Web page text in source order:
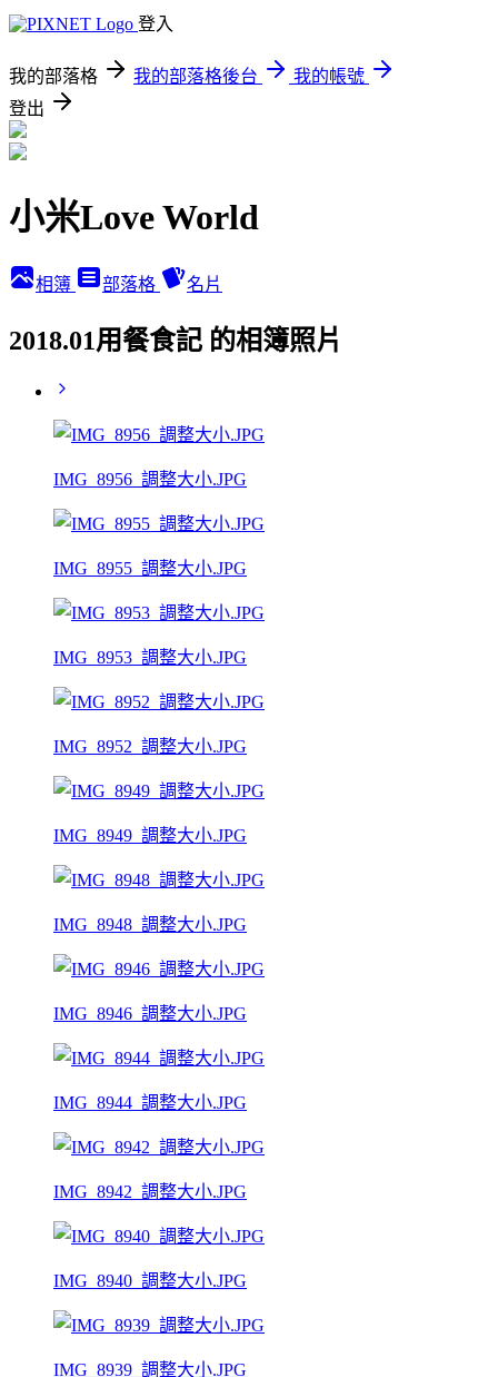
登入
我的部落格 我的部落格後台
我的帳號
登出
小米Love World
相簿 部落格 名片
2018.01用餐食記 的相簿照片
IMG_8956_調整大小.JPG
IMG_8955_調整大小.JPG
IMG_8953_調整大小.JPG
IMG_8952_調整大小.JPG
IMG_8949_調整大小.JPG
IMG_8948_調整大小.JPG
IMG_8946_調整大小.JPG
IMG_8944_調整大小.JPG
IMG_8942_調整大小.JPG
IMG_8940_調整大小.JPG
IMG_8939_調整大小.JPG